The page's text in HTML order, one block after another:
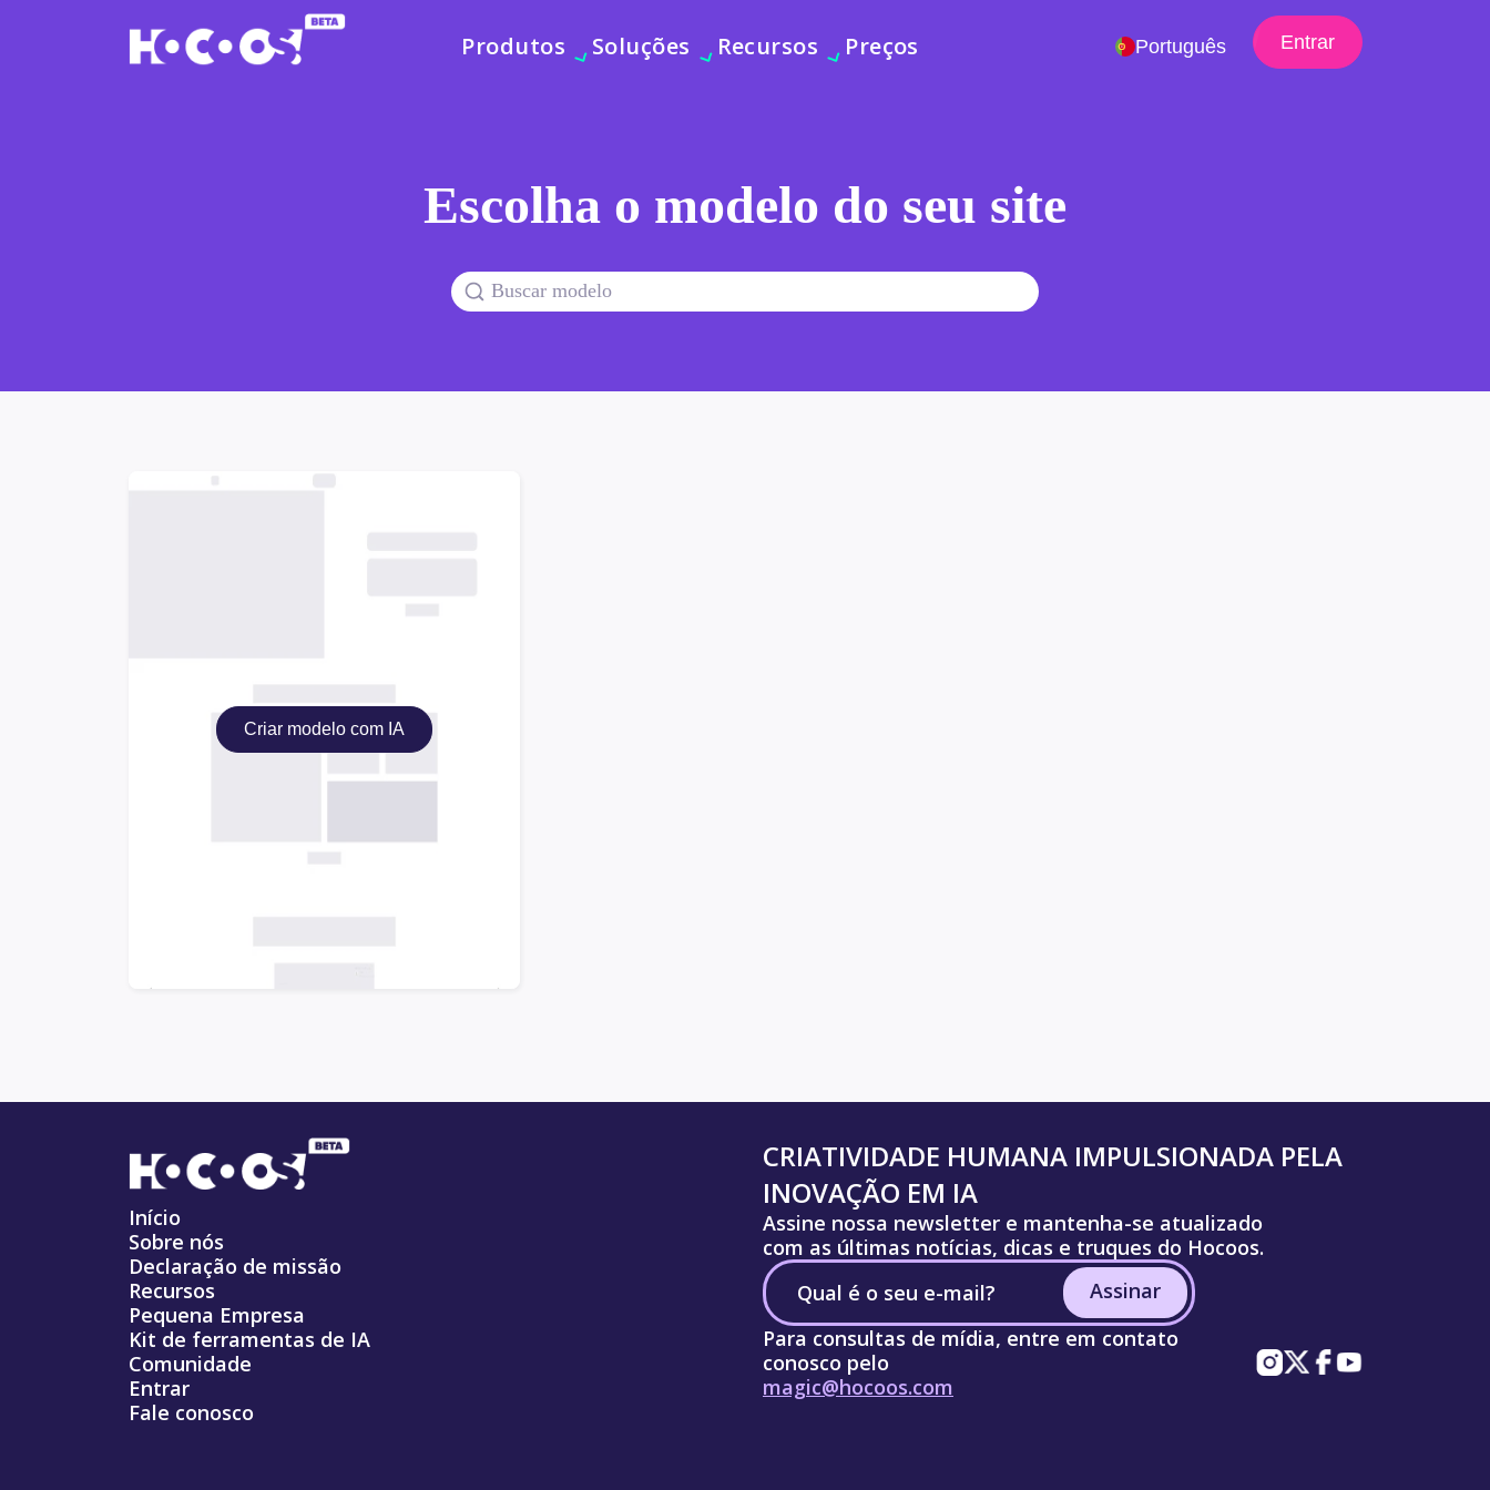
Produtos Soluções Recursos Preços Português Entrar
Escolha o modelo do seu site
Criar modelo com IA
Início
Sobre nós
Declaração de missão
Recursos
Pequena Empresa
Kit de ferramentas de IA
Comunidade
Entrar
Fale conosco
CRIATIVIDADE HUMANA IMPULSIONADA PELA
INOVAÇÃO EM IA
Assine nossa newsletter e mantenha-se atualizado
com as últimas notícias, dicas e truques do Hocoos.
Assinar
Para consultas de mídia, entre em contato
conosco pelo
magic@hocoos.com